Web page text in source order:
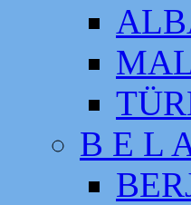
B E L